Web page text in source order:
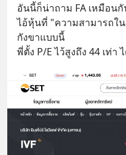
อันนี้ก็น่าถาม FA เหมือน
ไอ้หุ้นที่ "ความสามารถใ
กังขาแบบนี้
พี่ตั้ง P/E ไว้สูงถึง 44 เท่า